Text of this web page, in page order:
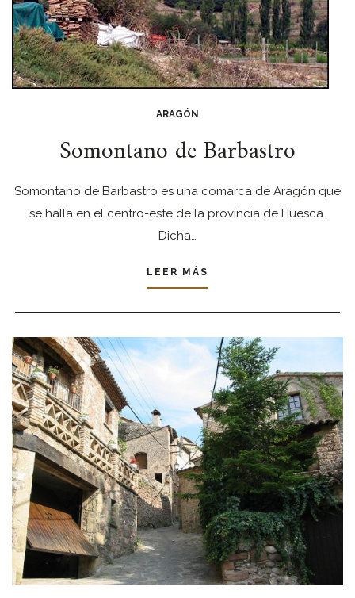
ARAGÓN
Somontano de Barbastro
Somontano de Barbastro es una comarca de Aragón que
se halla en el centro-este de la provincia de Huesca.
Dicha…
LEER MÁS